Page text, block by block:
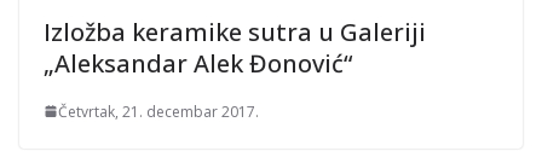
Izložba keramike sutra u Galeriji
„Aleksandar Alek Đonović“
Četvrtak, 21. decembar 2017.